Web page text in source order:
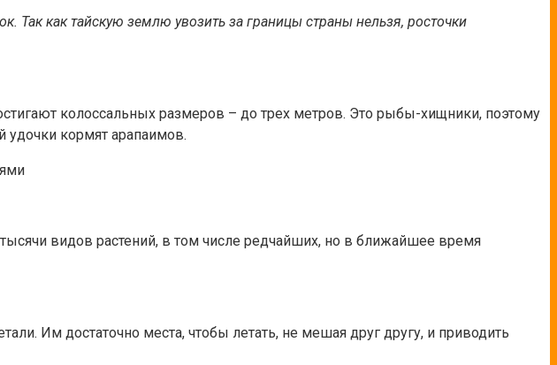
Так как тайскую землю увозить за границы страны нельзя, росточки
колоссальных размеров – до трех метров. Это рыбы-хищники, поэтому
кормят арапаимов.
видов растений, в том числе редчайших, но в ближайшее время
Им достаточно места, чтобы летать, не мешая друг другу, и приводить